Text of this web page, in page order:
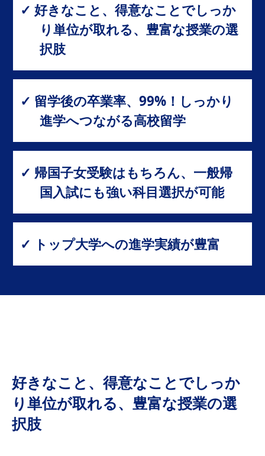
✓ 好きなこと、得意なことでしっか
り単位が取れる、豊富な授業の選
択肢
✓ 留学後の卒業率、99%！しっかり
進学へつながる高校留学
✓ 帰国子女受験はもちろん、一般帰
国入試にも強い科目選択が可能
✓ トップ大学への進学実績が豊富
好きなこと、得意なことでしっか
り単位が取れる、豊富な授業の選
択肢